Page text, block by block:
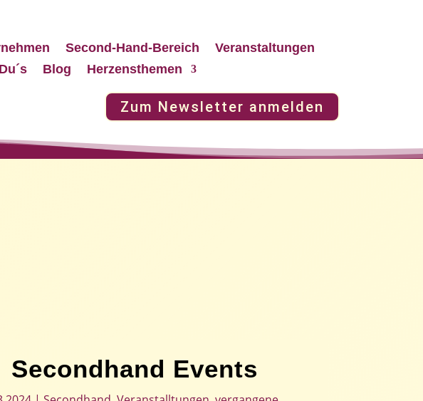
Second-Hand-Bereich
Veranstaltungen
Blog Herzensthemen
Zum Newsletter anmelden
Secondhand Events